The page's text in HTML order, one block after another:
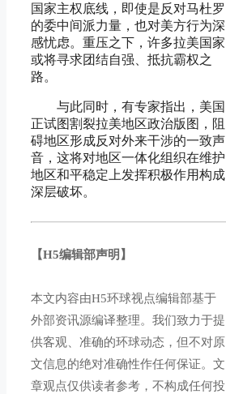
国家主权底线，即使是反对马杜罗
的委中间派力量，也对美方行为深
感忧虑。重压之下，许多拉美国家
或将寻求团结自强、抵抗霸权之
路。
与此同时，有专家指出，美国
正试图割裂拉美地区政治版图，阻
碍地区形成反对外来干涉的一致声
音，这将对地区一体化组织在维护
地区和平稳定上发挥积极作用构成
深层破坏。
【H5编辑部声明】
本文内容由H5环球视点编辑部基于
外部资讯源编译整理。我们致力于提
供客观、准确的环球动态，但不对原
文信息的绝对准确性作任何保证。文
章观点仅供读者参考，不构成任何投